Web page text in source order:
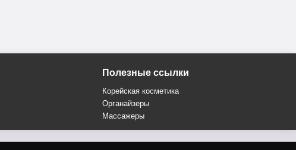
Полезные ссылки
Корейская косметика
Органайзеры
Массажеры